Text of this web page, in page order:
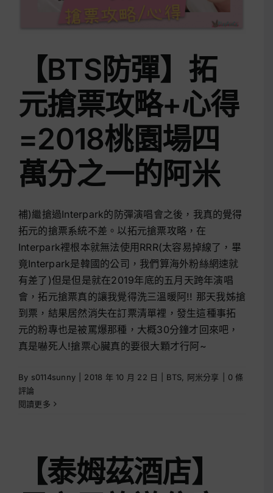
【BTS防彈】拓
元搶票攻略+心得
=2018桃園場四
萬分之一的阿米
補)繼搶過Interpark的防彈演唱會之後，我真的覺得
拓元的搶票系統不差。以拓元搶票攻略，在
Interpark裡根本就無法使用RRR(太容易掉線了，畢
竟Interpark是韓國的公司，我們算海外粉絲網速就
有差了)但是但是就在2019年底的五月天跨年演唱
會，拓元搶票真的讓我覺得洗三溫暖阿!! 那天我姊搶
到票，結果居然消失在訂票清單裡，發生這種事拓
元的粉專也是被罵爆那種，大概30分鐘才回來吧，
真是嚇死人!搶票心臟真的要很大顆才行阿~
By s0114sunny 2018 年 10 月 22 日 BTS 阿米分享
0 條
評論
閱讀更多
【泰姆茲酒店】